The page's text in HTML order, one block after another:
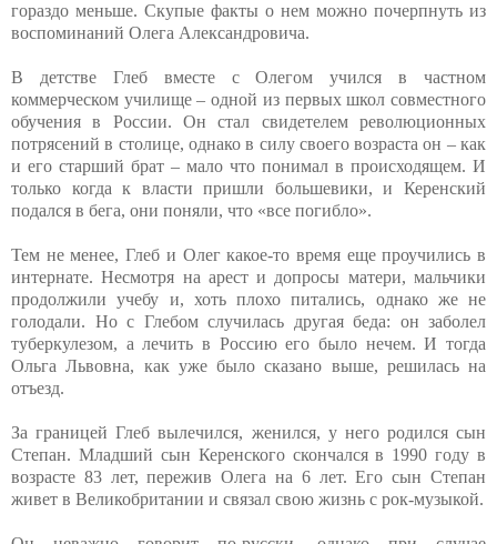
гораздо меньше. Скупые факты о нем можно почерпнуть из
воспоминаний Олега Александровича.
В детстве Глеб вместе с Олегом учился в частном
коммерческом училище – одной из первых школ совместного
обучения в России. Он стал свидетелем революционных
потрясений в столице, однако в силу своего возраста он – как
и его старший брат – мало что понимал в происходящем. И
только когда к власти пришли большевики, и Керенский
подался в бега, они поняли, что «все погибло».
Тем не менее, Глеб и Олег какое-то время еще проучились в
интернате. Несмотря на арест и допросы матери, мальчики
продолжили учебу и, хоть плохо питались, однако же не
голодали. Но с Глебом случилась другая беда: он заболел
туберкулезом, а лечить в Россию его было нечем. И тогда
Ольга Львовна, как уже было сказано выше, решилась на
отъезд.
За границей Глеб вылечился, женился, у него родился сын
Степан. Младший сын Керенского скончался в 1990 году в
возрасте 83 лет, пережив Олега на 6 лет. Его сын Степан
живет в Великобритании и связал свою жизнь с рок-музыкой.